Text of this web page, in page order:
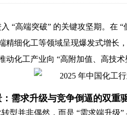
“高端突破” 的关键攻坚期。在
精细化工等领域呈现爆发式增长
动化工产业向 “高附加值、高技术
需求升级与竞争倒逼的双重
型并非偶然，而是 “需求端升